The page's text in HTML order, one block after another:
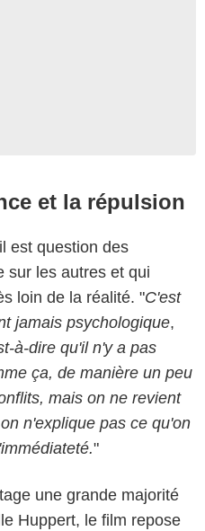
et la répulsion
est question des
sur les autres et qui
loin de la réalité. "C'est
jamais psychologique,
à-dire qu'il n'y a pas
ça, de manière un peu
mais on ne revient
n'explique pas ce qu'on
"
une grande majorité
Huppert, le film repose